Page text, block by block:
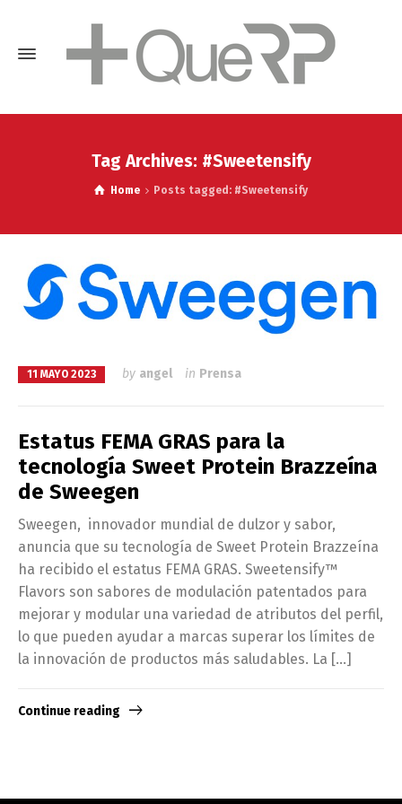
Tag Archives: #Sweetensify
Home Posts tagged: #Sweetensify
11 MAYO 2023 by angel in Prensa
Estatus FEMA GRAS para la
tecnología Sweet Protein Brazzeína
de Sweegen
Sweegen, innovador mundial de dulzor y sabor,
anuncia que su tecnología de Sweet Protein Brazzeína
ha recibido el estatus FEMA GRAS. Sweetensify™
Flavors son sabores de modulación patentados para
mejorar y modular una variedad de atributos del perfil,
lo que pueden ayudar a marcas superar los límites de
la innovación de productos más saludables. La […]
Continue reading